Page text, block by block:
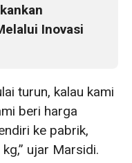
Inovasi
turun, kalau kami
beri harga
ke pabrik,
ujar Marsidi.